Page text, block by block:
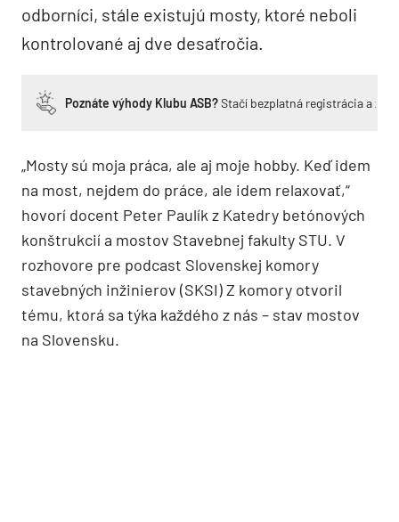
odborníci, stále existujú mosty, ktoré neboli
kontrolované aj dve desaťročia.
Poznáte výhody Klubu ASB?Stačí bezplatná registrácia a
„Mosty sú moja práca, ale aj moje hobby. Keď idem
na most, nejdem do práce, ale idem relaxovať,“
hovorí docent Peter Paulík z Katedry betónových
konštrukcií a mostov Stavebnej fakulty STU. V
rozhovore pre podcast Slovenskej komory
stavebných inžinierov (SKSI) Z komory otvoril
tému, ktorá sa týka každého z nás – stav mostov
na Slovensku.